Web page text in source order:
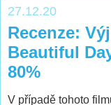
27.12.20
Recenze:
Beautiful
80%
V případě tohoto